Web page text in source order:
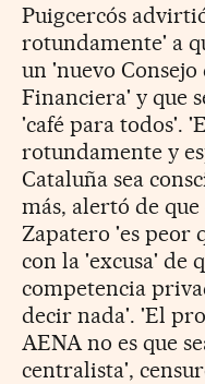
Puigcercós
rotundamente' a
un 'nuevo
Financiera' y que
'café para todos'.
rotundamente y
Cataluña sea
más, alertó de
Zapatero 'es peor
con la 'excusa' de
competencia
decir nada'. 'El
AENA no es que
centralista',